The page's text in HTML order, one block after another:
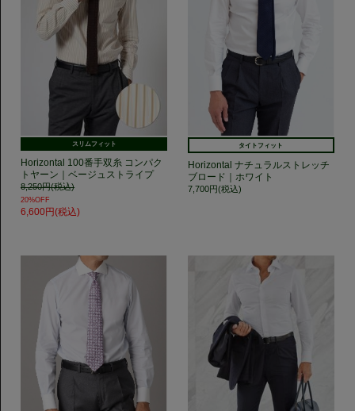
スリムフィット
Horizontal 100番手双糸 コンパク
トヤーン｜ベージュストライプ
8,250円(税込)
20%OFF
6,600円(税込)
タイトフィット
Horizontal ナチュラルストレッチ
ブロード｜ホワイト
7,700円(税込)